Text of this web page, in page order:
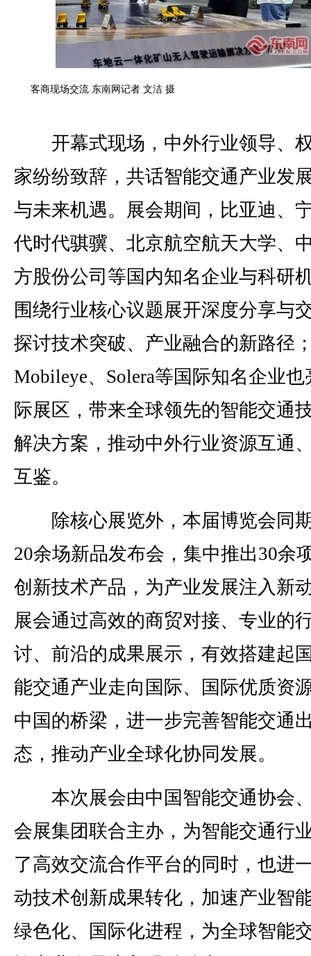
客商现场交流 东南网记者 文洁 摄
开幕式现场，中外行业领导、
家纷纷致辞，共话智能交通产业发
与未来机遇。展会期间，比亚迪、
代时代骐骥、北京航空航天大学、
方股份公司等国内知名企业与科研
围绕行业核心议题展开深度分享与
探讨技术突破、产业融合的新路径
Mobileye、Solera等国际知名企业也
际展区，带来全球领先的智能交通
解决方案，推动中外行业资源互通
互鉴。
除核心展览外，本届博览会同
20余场新品发布会，集中推出30余
创新技术产品，为产业发展注入新
展会通过高效的商贸对接、专业的
讨、前沿的成果展示，有效搭建起
能交通产业走向国际、国际优质资
中国的桥梁，进一步完善智能交通
态，推动产业全球化协同发展。
本次展会由中国智能交通协会
会展集团联合主办，为智能交通行
了高效交流合作平台的同时，也进
动技术创新成果转化，加速产业智
绿色化、国际化进程，为全球智能